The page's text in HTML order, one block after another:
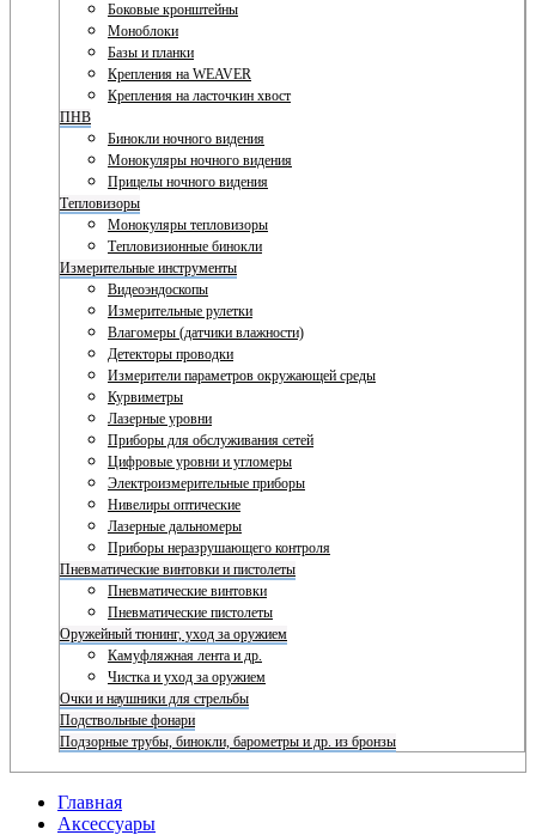
Боковые кронштейны
Моноблоки
Базы и планки
Крепления на WEAVER
Крепления на ласточкин хвост
ПНВ
Бинокли ночного видения
Монокуляры ночного видения
Прицелы ночного видения
Тепловизоры
Монокуляры тепловизоры
Тепловизионные бинокли
Измерительные инструменты
Видеоэндоскопы
Измерительные рулетки
Влагомеры (датчики влажности)
Детекторы проводки
Измерители параметров окружающей среды
Курвиметры
Лазерные уровни
Приборы для обслуживания сетей
Цифровые уровни и угломеры
Электроизмерительные приборы
Нивелиры оптические
Лазерные дальномеры
Приборы неразрушающего контроля
Пневматические винтовки и пистолеты
Пневматические винтовки
Пневматические пистолеты
Оружейный тюнинг, уход за оружием
Камуфляжная лента и др.
Чистка и уход за оружием
Очки и наушники для стрельбы
Подствольные фонари
Подзорные трубы, бинокли, барометры и др. из бронзы
Главная
Аксессуары